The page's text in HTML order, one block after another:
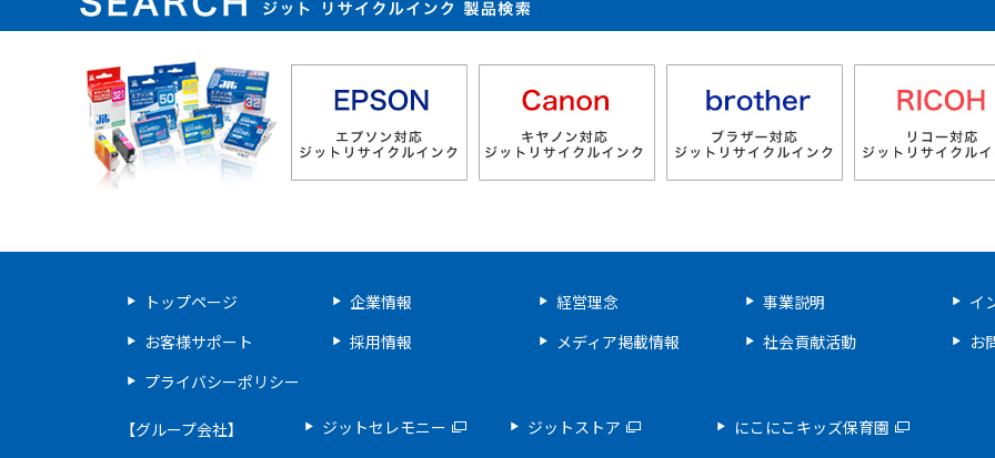
ジット リサイクルインク 製品検索
トップページ 企業情報 経営理念 事業説明
イ
お客様サポート
採用情報 メディア掲載情報 社会貢献活動
お
プライバシーポリシー
【グループ会社】 ジットセレモニー ジットストア にこにこキッズ保育園